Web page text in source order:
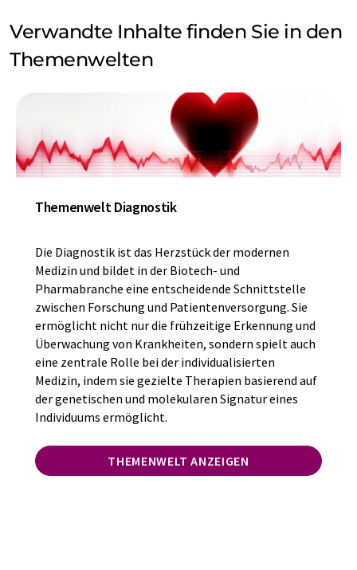
Verwandte Inhalte finden Sie in den
Themenwelten
Themenwelt Diagnostik
Die Diagnostik ist das Herzstück der modernen
Medizin und bildet in der Biotech- und
Pharmabranche eine entscheidende Schnittstelle
zwischen Forschung und Patientenversorgung. Sie
ermöglicht nicht nur die frühzeitige Erkennung und
Überwachung von Krankheiten, sondern spielt auch
eine zentrale Rolle bei der individualisierten
Medizin, indem sie gezielte Therapien basierend auf
der genetischen und molekularen Signatur eines
Individuums ermöglicht.
THEMENWELT ANZEIGEN